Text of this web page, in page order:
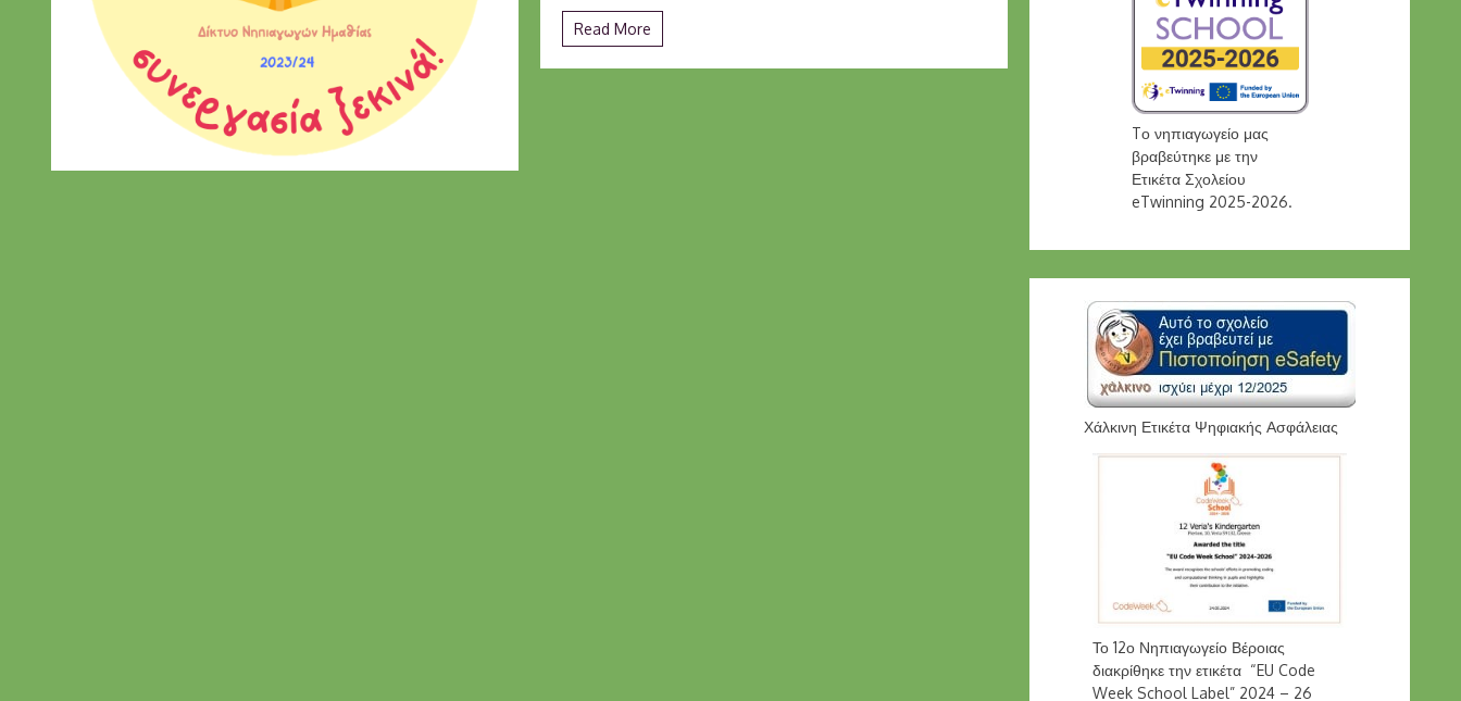
Read More
Tο νηπιαγωγείο μας
βραβεύτηκε με την
Ετικέτα Σχολείου
eTwinning 2025-2026.
Χάλκινη Ετικέτα Ψηφιακής Ασφάλειας
Το 12ο Νηπιαγωγείο Βέροιας
διακρίθηκε την ετικέτα “EU Code
Week School Label” 2024 – 26